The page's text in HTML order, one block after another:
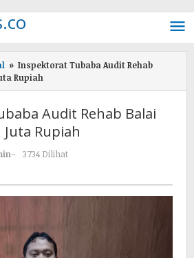
» Inspektorat Tubaba Audit Rehab
Rupiah
Audit Rehab Balai
Rupiah
-
3734 Dilihat